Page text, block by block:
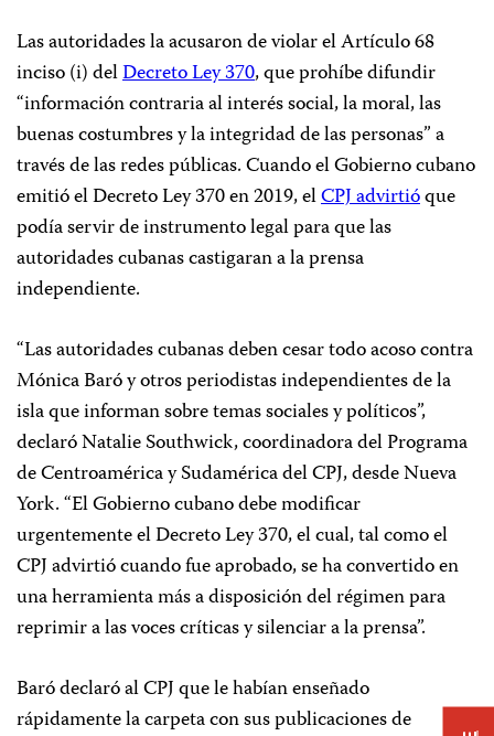
Las autoridades la acusaron de violar el Artículo 68
inciso (i) delDecreto Ley 370, que prohíbe difundir
“información contraria al interés social, la moral, las
buenas costumbres y la integridad de las personas” a
través de las redes públicas. Cuando el Gobierno cubano
emitió el Decreto Ley 370 en 2019, elCPJ advirtióque
podía servir de instrumento legal para que las
autoridades cubanas castigaran a la prensa
independiente.
“Las autoridades cubanas deben cesar todo acoso contra
Mónica Baró y otros periodistas independientes de la
isla que informan sobre temas sociales y políticos”,
declaró Natalie Southwick, coordinadora del Programa
de Centroamérica y Sudamérica del CPJ, desde Nueva
York. “El Gobierno cubano debe modificar
urgentemente el Decreto Ley 370, el cual, tal como el
CPJ advirtió cuando fue aprobado, se ha convertido en
una herramienta más a disposición del régimen para
reprimir a las voces críticas y silenciar a la prensa”.
Baró declaró al CPJ que le habían enseñado
rápidamente la carpeta con sus publicaciones de